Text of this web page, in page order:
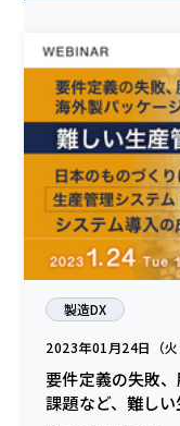
製造DX
2023年01月24日（
要件定義の失敗
課題など、難し